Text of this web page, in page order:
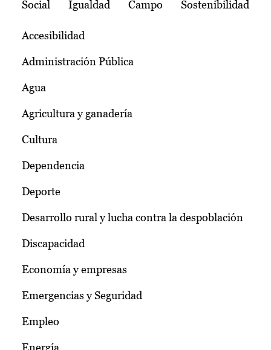
Social Igualdad Campo Sostenibilidad
Accesibilidad
Administración Pública
Agua
Agricultura y ganadería
Cultura
Dependencia
Deporte
Desarrollo rural y lucha contra la despoblación
Discapacidad
Economía y empresas
Emergencias y Seguridad
Empleo
Energía